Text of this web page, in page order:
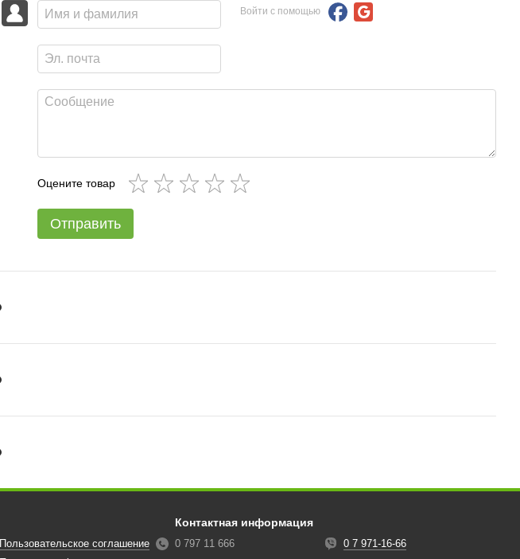
Войти с помощью
Оцените товар
Отправить
Пользовательское соглашение
Контактная информация
0 797 11 666 0 7 971-16-66